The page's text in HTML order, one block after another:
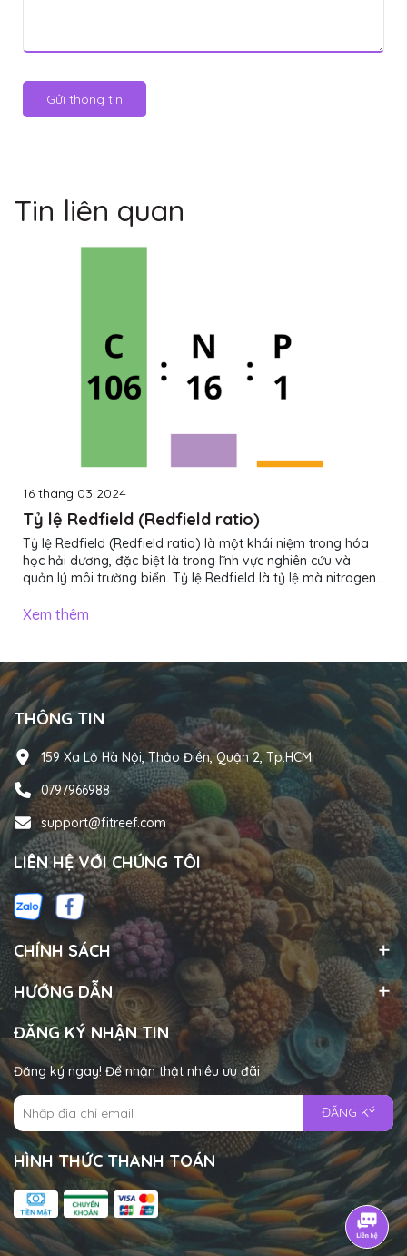
Gửi thông tin
Tin liên quan
16 tháng 03 2024
Tỷ lệ Redfield (Redfield ratio)
Tỷ lệ Redfield (Redfield ratio) là một khái niệm trong hóa
học hải dương, đặc biệt là trong lĩnh vực nghiên cứu và
quản lý môi trường biển. Tỷ lệ Redfield là tỷ lệ mà nitrogen
chất hữu cơ của các sinh vật biển, như tảo và thực vật biển,
nguyên tử carbon (C) cho mỗi 16 nguyên tử nitrogen (N) và 1
nguyên tử phosphorus (P)....
Xem thêm
THÔNG TIN
159 Xa Lộ Hà Nội, Thảo Điền, Quận 2, Tp.HCM
0797966988
support@fitreef.com
LIÊN HỆ VỚI CHÚNG TÔI
CHÍNH SÁCH
HƯỚNG DẪN
ĐĂNG KÝ NHẬN TIN
Đăng ký ngay! Để nhận thật nhiều ưu đãi
ĐĂNG KÝ
HÌNH THỨC THANH TOÁN